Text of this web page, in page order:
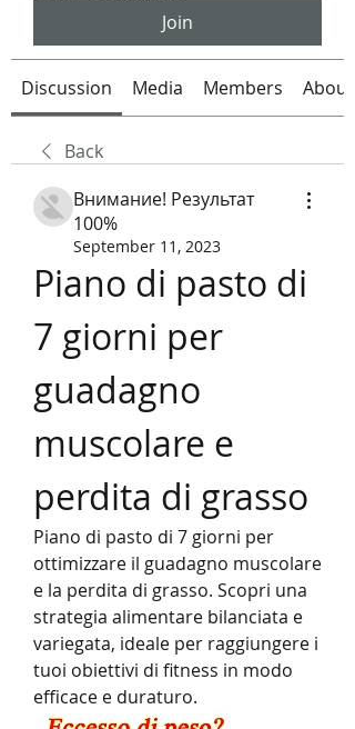
Join
Discussion Media Members About
Back
Внимание! Результат
100%
September 11, 2023
Piano di pasto di
7 giorni per
guadagno
muscolare e
perdita di grasso
Piano di pasto di 7 giorni per
ottimizzare il guadagno muscolare
e la perdita di grasso. Scopri una
strategia alimentare bilanciata e
variegata, ideale per raggiungere i
tuoi obiettivi di fitness in modo
efficace e duraturo.